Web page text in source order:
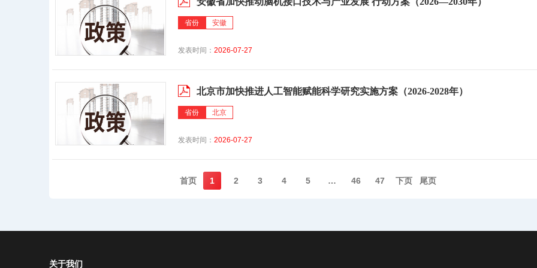
省份 安徽
发表时间： 2026-07-27
北京市加快推进人工智能赋能科学研究实施方案（2026-2028年）
省份 北京
发表时间： 2026-07-27
首页️ 1 2 3 4 5 … 46 47 下页️ 尾页️
关于我们